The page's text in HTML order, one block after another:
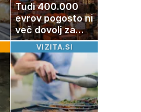
Tudi 400.000
evrov pogosto ni
več dovolj za
nakup
stanovanja
VIZITA.SI